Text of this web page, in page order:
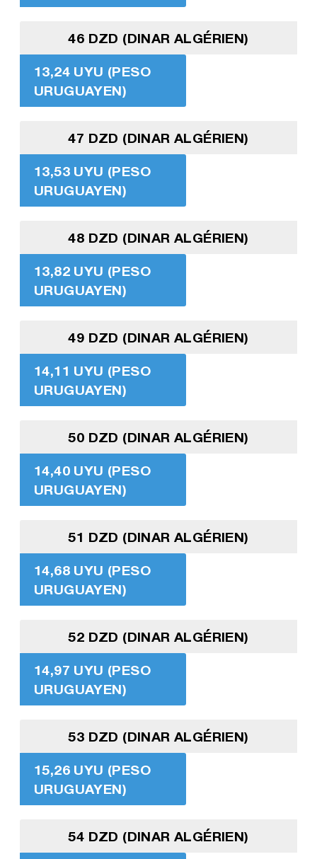
46 DZD (DINAR ALGÉRIEN)
13,24 UYU (PESO
URUGUAYEN)
47 DZD (DINAR ALGÉRIEN)
13,53 UYU (PESO
URUGUAYEN)
48 DZD (DINAR ALGÉRIEN)
13,82 UYU (PESO
URUGUAYEN)
49 DZD (DINAR ALGÉRIEN)
14,11 UYU (PESO
URUGUAYEN)
50 DZD (DINAR ALGÉRIEN)
14,40 UYU (PESO
URUGUAYEN)
51 DZD (DINAR ALGÉRIEN)
14,68 UYU (PESO
URUGUAYEN)
52 DZD (DINAR ALGÉRIEN)
14,97 UYU (PESO
URUGUAYEN)
53 DZD (DINAR ALGÉRIEN)
15,26 UYU (PESO
URUGUAYEN)
54 DZD (DINAR ALGÉRIEN)